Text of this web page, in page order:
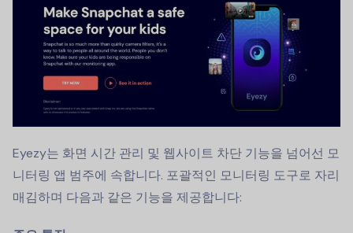
Eyezy는 화면 시간 관리 및 웹사이트 차단 기능을 넘어선 모
니터링 앱 범주에 속합니다. 포괄적인 모니터링 도구로 자리
매김하며 다음과 같은 기능을 제공합니다: